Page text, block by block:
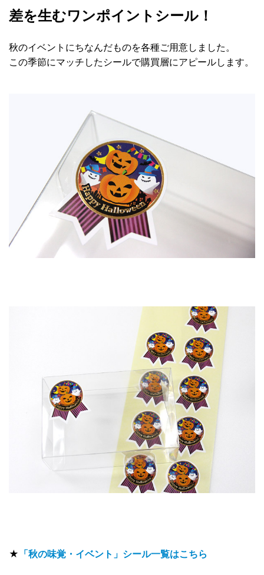
差を生むワンポイントシール！
秋のイベントにちなんだものを各種ご用意しました。
この季節にマッチしたシールで購買層にアピールします。
★ 「秋の味覚・イベント」シール一覧はこちら